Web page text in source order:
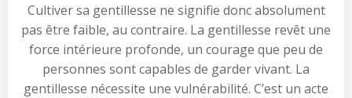
Cultiver sa gentillesse ne signifie donc absolument
pas être faible, au contraire. La gentillesse revêt une
force intérieure profonde, un courage que peu de
personnes sont capables de garder vivant. La
gentillesse nécessite une vulnérabilité. C’est un acte